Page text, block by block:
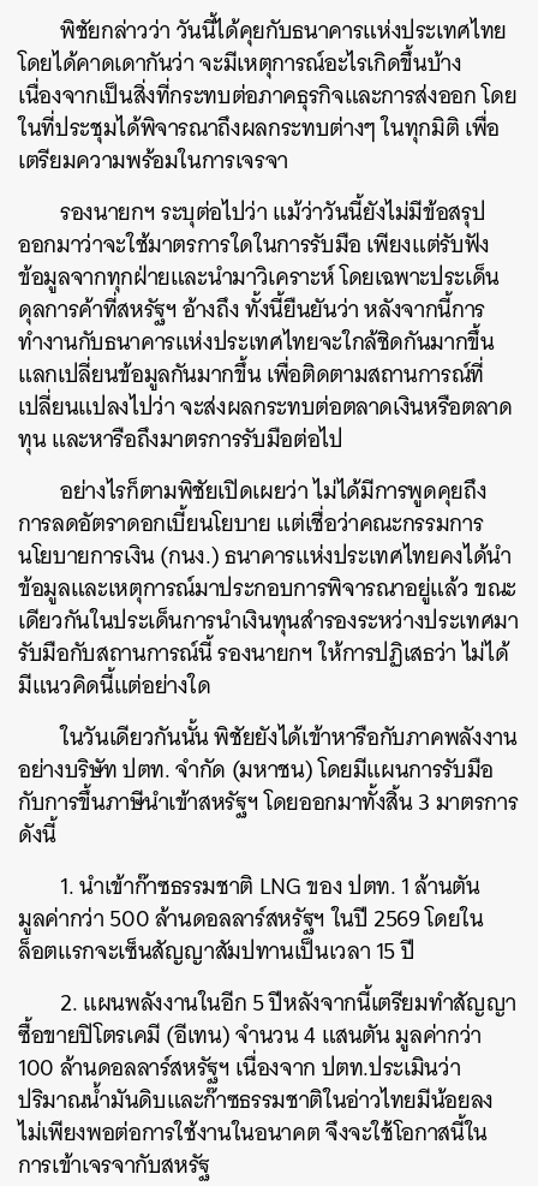
พิชัยกล่าวว่า วันนี้ได้คุยกับธนาคารแห่งประเทศไทย
โดยได้คาดเดากันว่า จะมีเหตุการณ์อะไรเกิดขึ้นบ้าง
เนื่องจากเป็นสิ่งที่กระทบต่อภาคธุรกิจและการส่งออก โดย
ในที่ประชุมได้พิจารณาถึงผลกระทบต่างๆ ในทุกมิติ เพื่อ
เตรียมความพร้อมในการเจรจา
รองนายกฯ ระบุต่อไปว่า แม้ว่าวันนี้ยังไม่มีข้อสรุป
ออกมาว่าจะใช้มาตรการใดในการรับมือ เพียงแต่รับฟัง
ข้อมูลจากทุกฝ่ายและนำมาวิเคราะห์ โดยเฉพาะประเด็น
ดุลการค้าที่สหรัฐฯ อ้างถึง ทั้งนี้ยืนยันว่า หลังจากนี้การ
ทำงานกับธนาคารแห่งประเทศไทยจะใกล้ชิดกันมากขึ้น
แลกเปลี่ยนข้อมูลกันมากขึ้น เพื่อติดตามสถานการณ์ที่
เปลี่ยนแปลงไปว่า จะส่งผลกระทบต่อตลาดเงินหรือตลาด
ทุน และหารือถึงมาตรการรับมือต่อไป
อย่างไรก็ตามพิชัยเปิดเผยว่า ไม่ได้มีการพูดคุยถึง
การลดอัตราดอกเบี้ยนโยบาย แต่เชื่อว่าคณะกรรมการ
นโยบายการเงิน (กนง.) ธนาคารแห่งประเทศไทยคงได้นำ
ข้อมูลและเหตุการณ์มาประกอบการพิจารณาอยู่แล้ว ขณะ
เดียวกันในประเด็นการนำเงินทุนสำรองระหว่างประเทศมา
รับมือกับสถานการณ์นี้ รองนายกฯ ให้การปฏิเสธว่า ไม่ได้
มีแนวคิดนี้แต่อย่างใด
ในวันเดียวกันนั้น พิชัยยังได้เข้าหารือกับภาคพลังงาน
อย่างบริษัท ปตท. จำกัด (มหาชน) โดยมีแผนการรับมือ
กับการขึ้นภาษีนำเข้าสหรัฐฯ โดยออกมาทั้งสิ้น 3 มาตรการ
ดังนี้
1. นำเข้าก๊าซธรรมชาติ LNG ของ ปตท. 1 ล้านตัน
มูลค่ากว่า 500 ล้านดอลลาร์สหรัฐฯ ในปี 2569 โดยใน
ล็อตแรกจะเซ็นสัญญาสัมปทานเป็นเวลา 15 ปี
2. แผนพลังงานในอีก 5 ปีหลังจากนี้เตรียมทำสัญญา
ซื้อขายปิโตรเคมี (อีเทน) จำนวน 4 แสนตัน มูลค่ากว่า
100 ล้านดอลลาร์สหรัฐฯ เนื่องจาก ปตท.ประเมินว่า
ปริมาณน้ำมันดิบและก๊าซธรรมชาติในอ่าวไทยมีน้อยลง
ไม่เพียงพอต่อการใช้งานในอนาคต จึงจะใช้โอกาสนี้ใน
การเข้าเจรจากับสหรัฐ
ค้นหา
EMAIL